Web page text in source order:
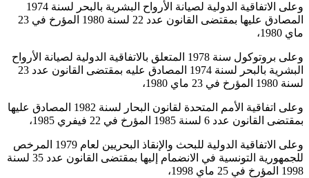
وعلى الاتفاقية الدولية لصيانة الأرواح البشرية بالبحر لسنة 1974
المصادق عليها بمقتضى القانون عدد 22 لسنة 1980 المؤرخ في 23
ماي 1980،
وعلى بروتوكول سنة 1978 المتعلق بالاتفاقية الدولية لصيانة الأرواح
البشرية بالبحر لسنة 1974 المصادق عليه بمقتضى القانون عدد 23
لسنة 1980 المؤرخ في 23 ماي 1980،
وعلى اتفاقية الأمم المتحدة لقانون البحار لسنة 1982 المصادق عليها
بمقتضى القانون عدد 6 لسنة 1985 المؤرخ في 22 فيفري 1985،
وعلى الاتفاقية الدولية للبحث والإنقاذ البحريين لعام 1979 المرخص
للجمهورية التونسية في الانضمام إليها بمقتضى القانون عدد 35 لسنة
1998 المؤرخ في 25 ماي 1998،